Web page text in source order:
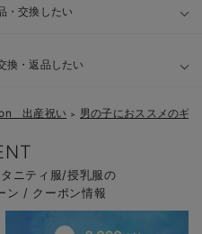
・交換したい
換・返品したい
出産祝い ＞ 男の子におススメのギ
ニティ服/授乳服の
ン / クーポン情報